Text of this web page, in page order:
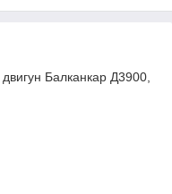
двигун Балканкар Д3900,